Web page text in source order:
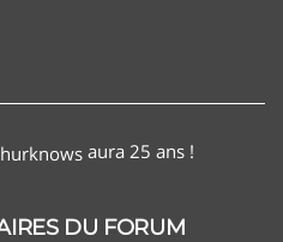
aura 25 ans !
DU FORUM